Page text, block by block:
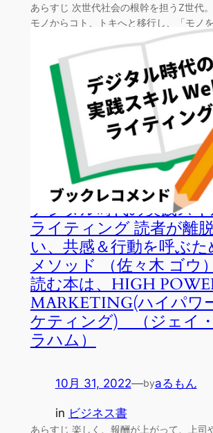
あらすじ 次世代社会の根幹を担うZ世代
モノからコト、トキへと移行し、「モノ
デジタル時代の実践ス
ライティング 読者が離
い、共感＆行動を呼ぶ
メソッド （佐々木 ゴウ
読む本は、HIGH
MARKETING(ハイパワ
ケティング) （ジェイ
ラハム）
10月 31, 2022—byaるもん
in ビジネス書
あらすじ 楽しく、報酬が上がって、上司